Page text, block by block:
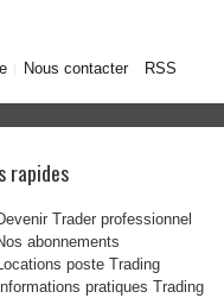
Nous contacter RSS
rapides
Trader professionnel
abonnements
poste Trading
Informations pratiques Trading